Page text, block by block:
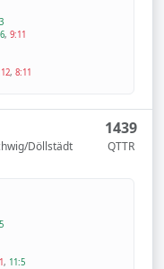
, 9:11
, 8:11
Döllstädt
1439
QTTR
, 11:5